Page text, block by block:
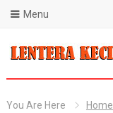
Blog Lentera Kecil
Menu
You Are Here Home